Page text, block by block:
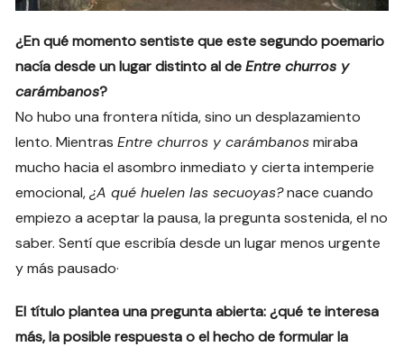
¿En qué momento sentiste que este segundo poemario
nacía desde un lugar distinto al deEntre churros y
carámbanos?
No hubo una frontera nítida, sino un desplazamiento
lento. MientrasEntre churros y carámbanosmiraba
mucho hacia el asombro inmediato y cierta intemperie
emocional,¿A qué huelen las secuoyas?nace cuando
empiezo a aceptar la pausa, la pregunta sostenida, el no
saber. Sentí que escribía desde un lugar menos urgente
y más pausado·
El título plantea una pregunta abierta: ¿qué te interesa
más, la posible respuesta o el hecho de formular la